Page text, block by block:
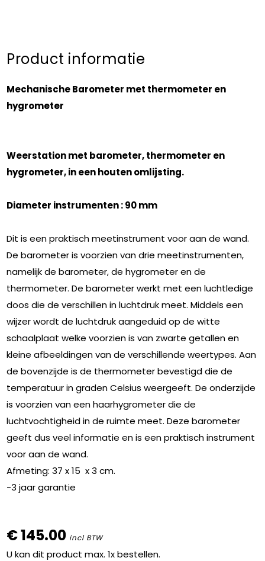
Product informatie
MechanischeBarometer met thermometer en
hygrometer
Weerstation met barometer, thermometer en
hygrometer, in een houten omlijsting.
Diameter instrumenten : 90 mm
Dit is een praktisch meetinstrument voor aan de wand.
De barometer is voorzien van drie meetinstrumenten,
namelijk de barometer, de hygrometer en de
thermometer. De barometer werkt met een luchtledige
doos die de verschillen in luchtdruk meet. Middels een
wijzer wordt de luchtdruk aangeduid op de witte
schaalplaat welke voorzien is van zwarte getallen en
kleine afbeeldingen van de verschillende weertypes. Aan
de bovenzijde is de thermometer bevestigd die de
temperatuur in graden Celsius weergeeft. De onderzijde
is voorzien van een haarhygrometer die de
luchtvochtigheid in de ruimte meet. Deze barometer
geeft dus veel informatie en is een praktisch instrument
voor aan de wand.
Afmeting: 37 x 15 x 3 cm.
-3 jaar garantie
€ 145.00 incl BTW
U kan dit product max. 1x bestellen.